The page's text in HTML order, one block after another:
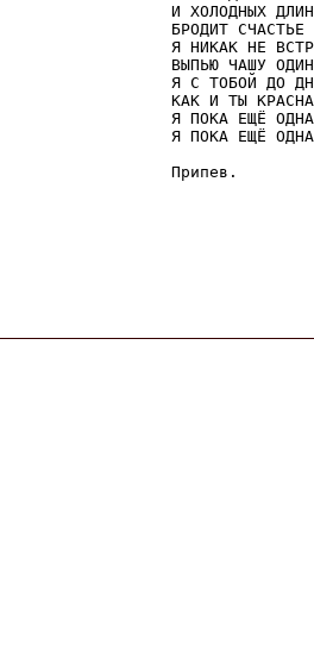
И ХОЛОДНЫХ
БРОДИТ
Я НИКАК НЕ
ВЫПЬЮ ЧАШУ
Я С ТОБОЙ ДО
КАК И ТЫ
Я ПОКА ЕЩЁ
Я ПОКА ЕЩЁ